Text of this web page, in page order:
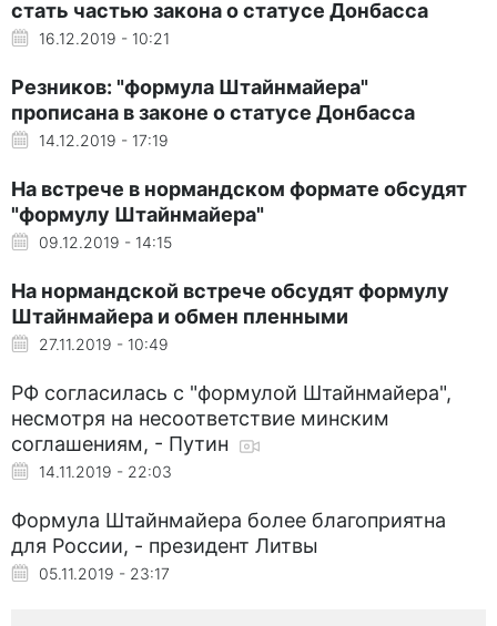
стать частью закона о статусе Донбасса
16.12.2019 - 10:21
Резников: "формула Штайнмайера"
прописана в законе о статусе Донбасса
14.12.2019 - 17:19
На встрече в нормандском формате обсудят
"формулу Штайнмайера"
09.12.2019 - 14:15
На нормандской встрече обсудят формулу
Штайнмайера и обмен пленными
27.11.2019 - 10:49
РФ согласилась с "формулой Штайнмайера",
несмотря на несоответствие минским
соглашениям, - Путин
14.11.2019 - 22:03
Формула Штайнмайера более благоприятна
для России, - президент Литвы
05.11.2019 - 23:17